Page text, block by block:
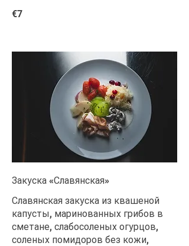
€7
Закуска «Славянская»
Славянская закуска из квашеной
капусты, маринованных грибов в
сметане, слабосоленых огурцов,
соленых помидоров без кожи,